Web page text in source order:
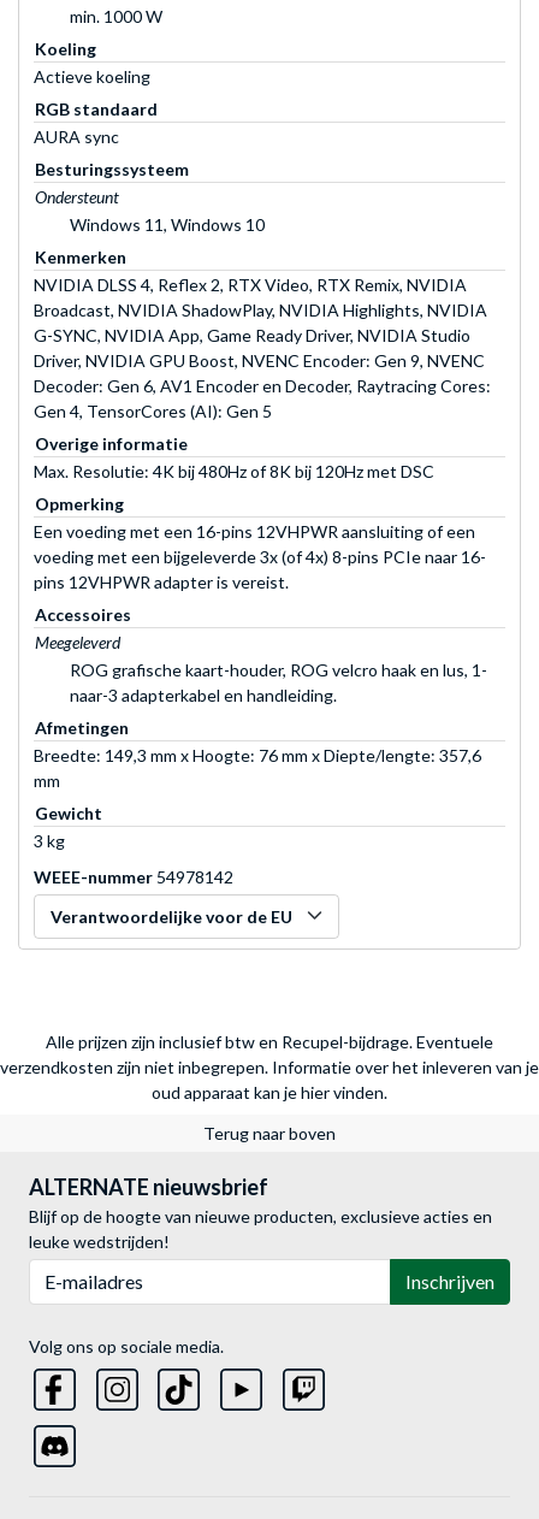
min. 1000 W
Koeling
Actieve koeling
RGB standaard
AURA sync
Besturingssysteem
Ondersteunt
Windows 11, Windows 10
Kenmerken
NVIDIA DLSS 4, Reflex 2, RTX Video, RTX Remix, NVIDIA
Broadcast, NVIDIA ShadowPlay, NVIDIA Highlights, NVIDIA
G-SYNC, NVIDIA App, Game Ready Driver, NVIDIA Studio
Driver, NVIDIA GPU Boost, NVENC Encoder: Gen 9, NVENC
Decoder: Gen 6, AV1 Encoder en Decoder, Raytracing Cores:
Gen 4, TensorCores (AI): Gen 5
Overige informatie
Max. Resolutie: 4K bij 480Hz of 8K bij 120Hz met DSC
Opmerking
Een voeding met een 16-pins 12VHPWR aansluiting of een
voeding met een bijgeleverde 3x (of 4x) 8-pins PCIe naar 16-
pins 12VHPWR adapter is vereist.
Accessoires
Meegeleverd
ROG grafische kaart-houder, ROG velcro haak en lus, 1-
naar-3 adapterkabel en handleiding.
Afmetingen
Breedte: 149,3 mm x Hoogte: 76 mm x Diepte/lengte: 357,6
mm
Gewicht
3 kg
WEEE-nummer 54978142
Verantwoordelijke voor de EU
Alle prijzen zijn inclusief btw en Recupel-bijdrage. Eventuele
verzendkosten zijn niet inbegrepen. Informatie over het inleveren van je
oud apparaat kan je hier vinden.
Terug naar boven
ALTERNATE nieuwsbrief
Blijf op de hoogte van nieuwe producten, exclusieve acties en
leuke wedstrijden!
Inschrijven
Volg ons op sociale media.